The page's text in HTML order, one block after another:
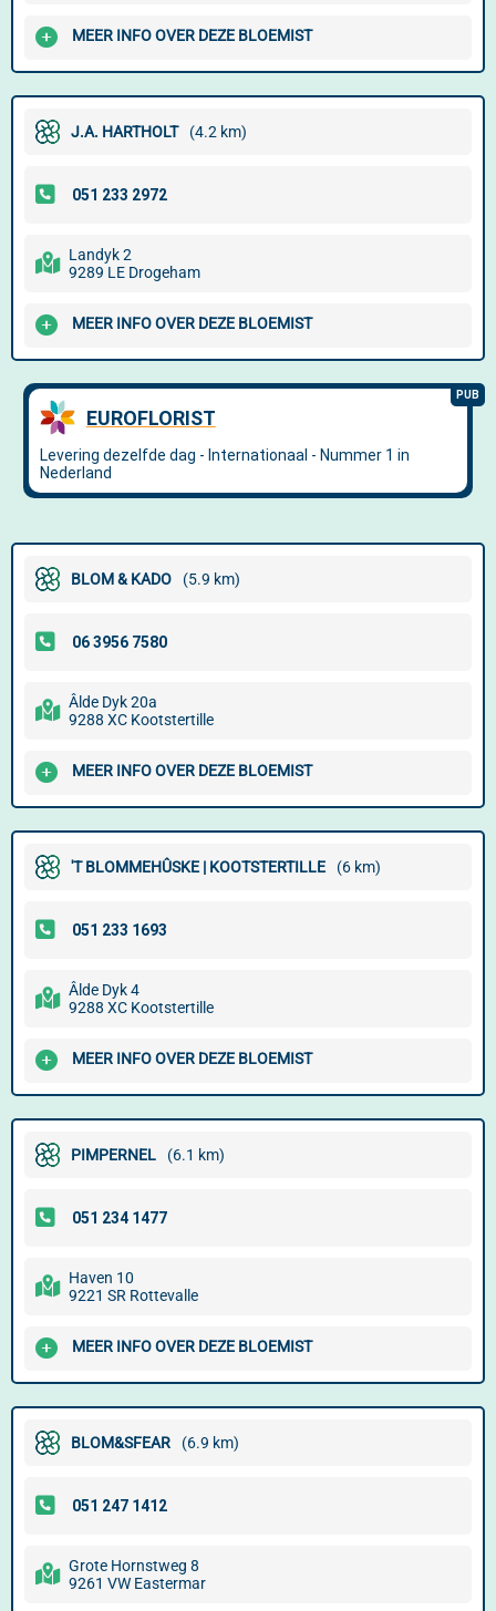
MEER INFO OVER DEZE BLOEMIST
J.A. HARTHOLT (4.2 km)
Landyk 2
9289 LE Drogeham
MEER INFO OVER DEZE BLOEMIST
BLOM & KADO (5.9 km)
Âlde Dyk 20a
9288 XC Kootstertille
MEER INFO OVER DEZE BLOEMIST
'T BLOMMEHÛSKE | KOOTSTERTILLE (6 km)
Âlde Dyk 4
9288 XC Kootstertille
MEER INFO OVER DEZE BLOEMIST
PIMPERNEL (6.1 km)
Haven 10
9221 SR Rottevalle
MEER INFO OVER DEZE BLOEMIST
BLOM&SFEAR (6.9 km)
Grote Hornstweg 8
9261 VW Eastermar